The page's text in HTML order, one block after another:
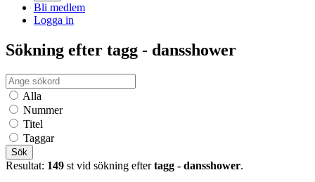
Bli medlem
Logga in
Sökning efter tagg - dansshower
Alla
Nummer
Titel
Taggar
Sök
Resultat: 149 st vid sökning eftertagg - dansshower.